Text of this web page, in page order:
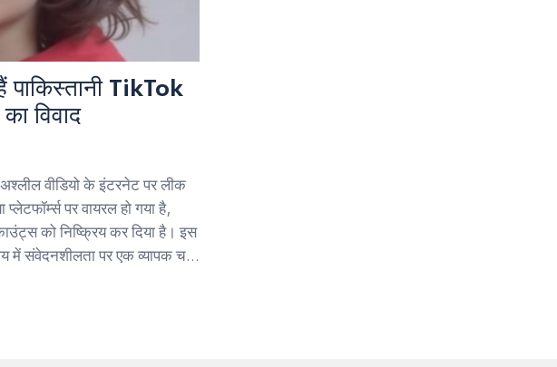
पाकिस्तानी TikTok
विवाद
वीडियो के इंटरनेट पर लीक
पर वायरल हो गया है,
को निष्क्रिय कर दिया है। इस
में संवेदनशीलता पर एक व्यापक चर्चा